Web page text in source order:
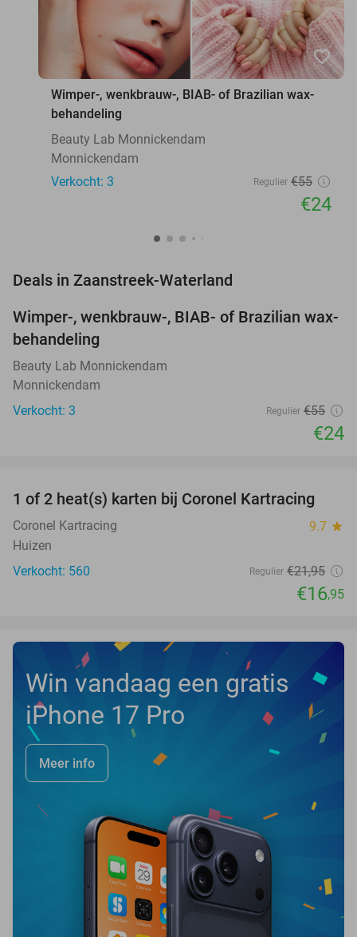
favorite_border
Wimper-, wenkbrauw-, BIAB- of Brazilian wax-
behandeling
Beauty Lab Monnickendam
Monnickendam
Verkocht: 3
Regulier €55
€24
Deals in Zaanstreek-Waterland
56%
NEW
TODAY
Wimper-, wenkbrauw-, BIAB- of Brazilian wax-
behandeling
Beauty Lab Monnickendam
Monnickendam
Verkocht: 3
Regulier €55
€24
23%
TODAY
1 of 2 heat(s) karten bij Coronel Kartracing
Coronel Kartracing 9.7 star
Huizen
Verkocht: 560
Regulier €21,95
€16,95
Win vandaag een gratis
iPhone 17 Pro
Meer info